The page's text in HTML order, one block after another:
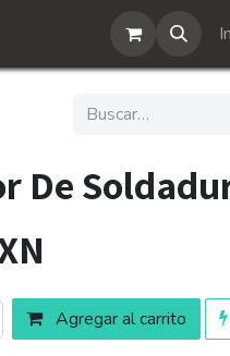
De
Agregar al carrito